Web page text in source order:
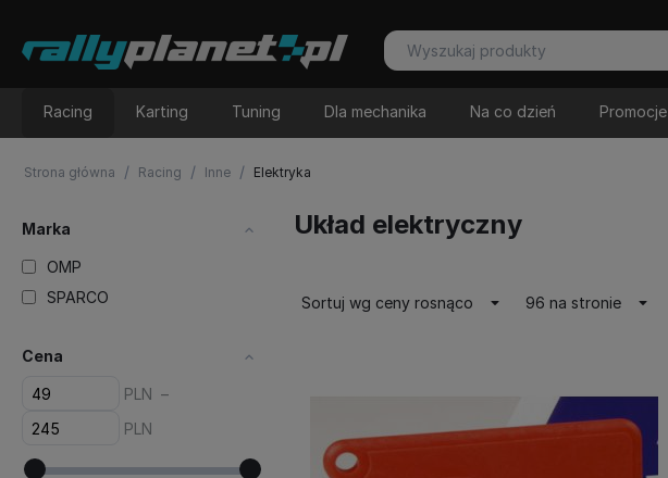
Racing Karting Tuning Dla mechanika Na co dzień Promocje
Strona główna / Racing / Inne / Elektryka
Marka
OMP
SPARCO
Cena
PLN –
PLN
Układ elektryczny
Sortuj wg ceny rosnąco 96 na stronie